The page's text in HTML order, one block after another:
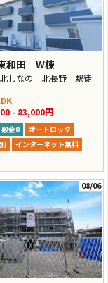
和田 W棟
しなの「北長野」駅徒
- 83,000円
敷金0
オートロック
インターネット無料
08/06